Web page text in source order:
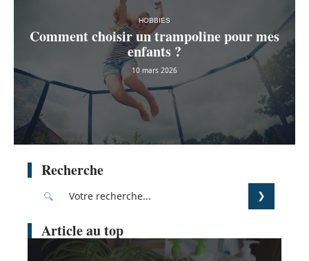
HOBBIES
Comment choisir un trampoline pour mes
enfants ?
10 mars 2026
Recherche
Article au top